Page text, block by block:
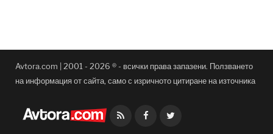
Avtora.com | 2001 - 2026 ® - всички права запазени. Ползването
на информация от сайта, само с изричното цитиране на източника
Facebook